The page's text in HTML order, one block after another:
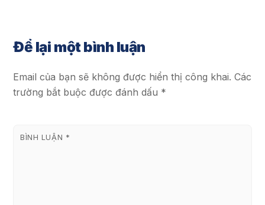
Để lại một bình luận
Email của bạn sẽ không được hiển thị công khai. Các
trường bắt buộc được đánh dấu *
BÌNH LUẬN *